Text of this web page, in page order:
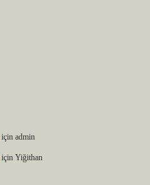
için admin
için Yiğithan